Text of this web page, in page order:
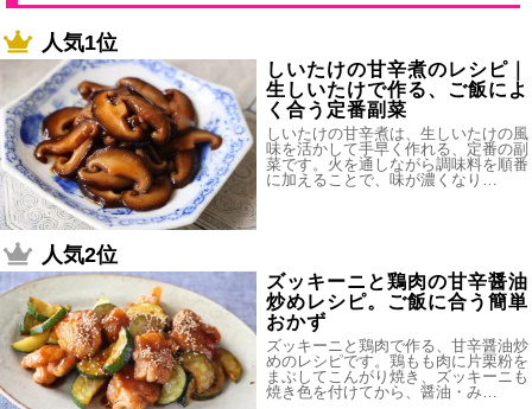
人気1位
しいたけの甘辛煮のレシピ｜
生しいたけで作る、ご飯によ
く合う定番副菜
しいたけの甘辛煮は、生しいたけの風
味を活かして手早く作れる、定番の副
菜です。火を通しながら調味料を順番
に加えることで、味が濃くなり…
人気2位
ズッキーニと鶏肉の甘辛醤油
炒めレシピ。ご飯に合う簡単
おかず
ズッキーニと鶏肉で作る、甘辛醤油炒
めのレシピです。鶏もも肉に片栗粉を
まぶしてこんがり焼き、ズッキーニも
焼き色を付けてから、醤油・み…